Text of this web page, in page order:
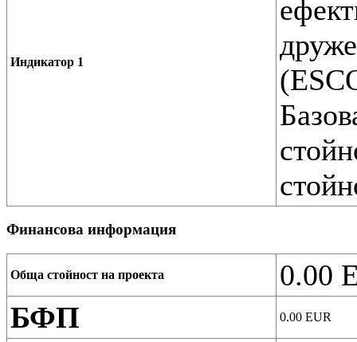
Индикатор 1
Финансова информация
Обща стойност на проекта 0.00
БФП
0.00 EUR